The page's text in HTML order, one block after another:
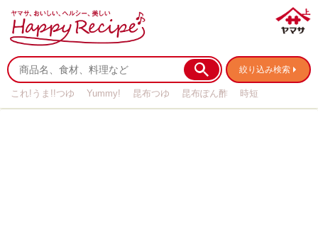
絞り込み検索
これ!うま!!つゆ Yummy! 昆布つゆ 昆布ぽん酢
時短